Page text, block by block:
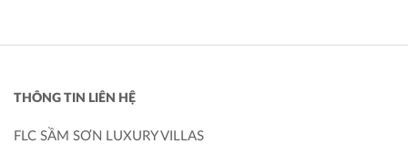
THÔNG TIN LIÊN HỆ
FLC SẦM SƠN LUXURY VILLAS